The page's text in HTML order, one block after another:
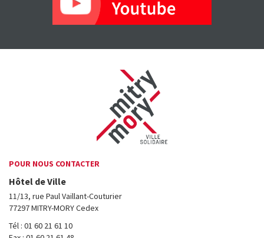
POUR NOUS CONTACTER
Hôtel de Ville
11/13, rue Paul Vaillant-Couturier
77297 MITRY-MORY Cedex
Tél : 01 60 21 61 10